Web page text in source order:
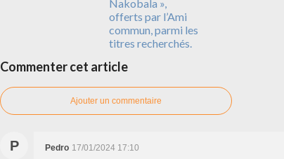
Nakobala »,
offerts par l’Ami
commun, parmi les
titres recherchés.
Commenter cet article
Ajouter un commentaire
P Pedro 17/01/2024 17:10